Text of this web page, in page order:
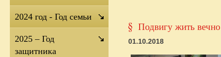
Подвигу жить
01.10.2018
2024 год - Год семьи
2025 – Год
защитника